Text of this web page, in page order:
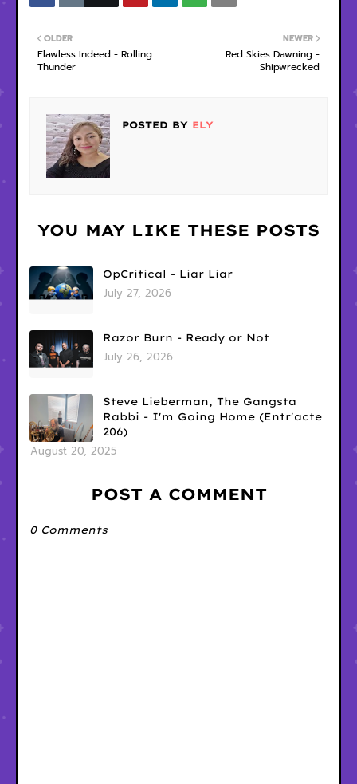
NEWER
Red Skies Dawning -
Shipwrecked
OLDER
Flawless Indeed - Rolling
Thunder
POSTED BY ELY
YOU MAY LIKE THESE POSTS
OpCritical - Liar Liar
July 27, 2026
Razor Burn - Ready or Not
July 26, 2026
Steve Lieberman, The Gangsta
Rabbi - I'm Going Home (Entr'acte
206)
August 20, 2025
POST A COMMENT
0 Comments